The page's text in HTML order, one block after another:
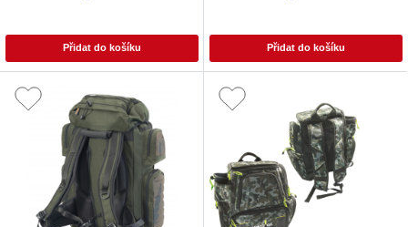
Přidat do košíku Přidat do košíku